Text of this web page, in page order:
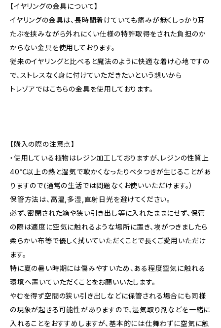
【イヤリングの金具について】
イヤリングの金具は、長時間着けていても痛みが無くしっかり耳
たぶを挟みながら外れにくい仕様の特許取得をされた負担のか
からない金具を使用しております。
従来のイヤリングと比べると魔法のように快適な着け心地ですの
で、ストレスなく身に付けていただきたいという想いから
トレゾアではこちらの金具を使用しております。
【購入の際の注意点】
・使用している植物はレジン加工しておりますが、レジンの性質上
40℃以上の熱と湿気で軟かくなったりベタつきが生じることがあ
りますので(通常の生活では問題なくお使いいただけます。）
保管方法は、高温,多湿,直射日光を避けてください。
必ず、密閉された箱や狭い引き出し等に入れたままにせず、保管
の際は適度に空気に触れるような場所に置き、埃がつきましたら
柔らかい布等で優しく拭いていただくことで長くご愛用いただけ
ます。
特に夏の暑い時期には傷みやすいため、ある程度空気に触れる
環境へ置いていただくことをお願いいたします。
やむを得ず空間の狭い引き出しなどに保管される場合にも同様
の現象が起きる可能性がありますので、湿気取り剤などを一緒に
入れることをおすすめしますが、基本的には仕舞わずに空気に触